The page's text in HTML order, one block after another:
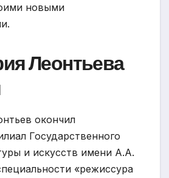
новыми
Леонтьева
окончил
Государственного
и искусств имени А.А.
«режиссура